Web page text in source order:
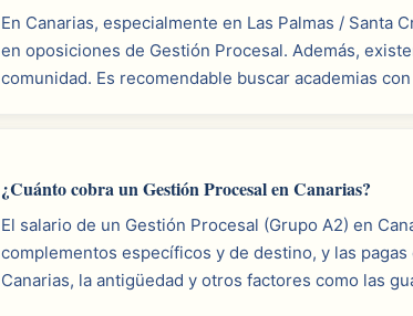
En Canarias, especialmente en Las Palmas /
en oposiciones de Gestión Procesal. Además,
comunidad. Es recomendable buscar academias
¿Cuánto cobra un Gestión Procesal en Canarias?
El salario de un Gestión Procesal (Grupo A2) en
complementos específicos y de destino, y las
Canarias, la antigüedad y otros factores como las